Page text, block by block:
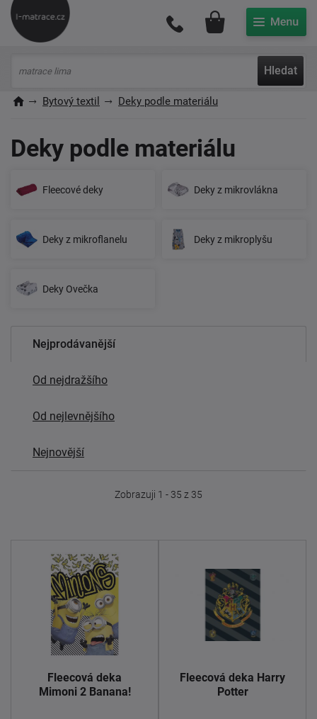
Hledat
Můj účet
Bytový textil Deky podle materiálu
Deky podle materiálu
Fleecové deky Deky z mikrovlákna
Deky z mikroflanelu Deky z mikroplyšu
Deky Ovečka
Nejprodávanější
Od nejdražšího
Od nejlevnějšího
Nejnovější
Zobrazuji 1 - 35 z 35
Fleecová deka
Mimoni 2 Banana!
Fleecová deka Harry
Potter